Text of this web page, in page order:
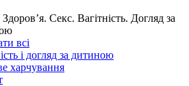
Секс. Вагітність. Догляд за
всі
і догляд за дитиною
харчування